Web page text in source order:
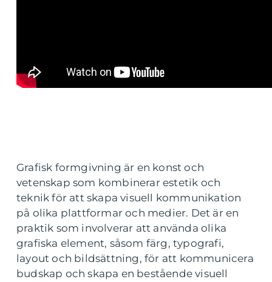
Grafisk formgivning är en konst och
vetenskap som kombinerar estetik och
teknik för att skapa visuell kommunikation
på olika plattformar och medier. Det är en
praktik som involverar att använda olika
grafiska element, såsom färg, typografi,
layout och bildsättning, för att kommunicera
budskap och skapa en bestående visuell